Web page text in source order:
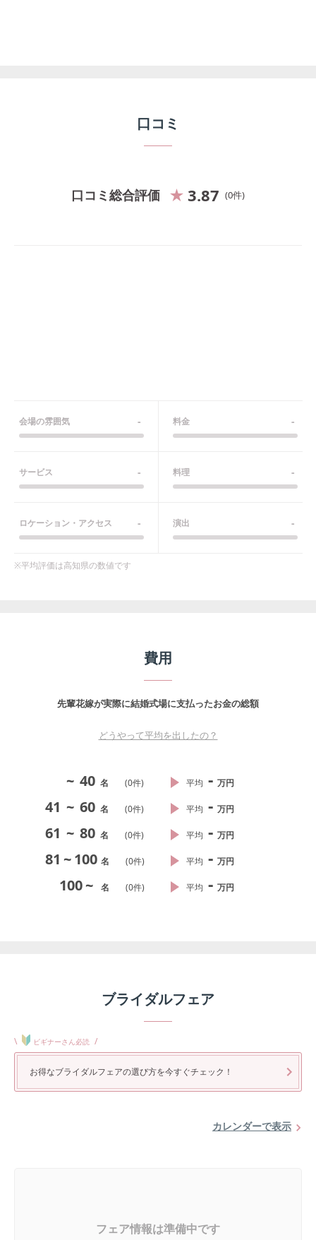
口コミ
口コミ総合評価 3.87 0件
会場の雰囲気 - 料金 -
サービス - 料理 -
ロケーション・アクセス - 演出 -
※平均評価は高知県の数値です
費用
先輩花嫁が実際に結婚式場に支払ったお金の総額
どうやって平均を出したの？
~ 40 名 (0件) 平均 - 万円
41 ~ 60 名 (0件) 平均 - 万円
61 ~ 80 名 (0件) 平均 - 万円
81 ~100 名 (0件) 平均 - 万円
100~ 名 (0件) 平均 - 万円
ブライダルフェア
\ ビギナーさん必読 /
お得なブライダルフェアの選び方を今すぐチェック！
カレンダーで表示
フェア情報は準備中です